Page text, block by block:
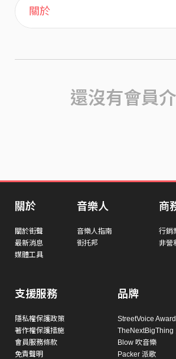
主頁
喜歡
關於
還沒有會員
關於
關於街聲
最新消息
媒體工具
音樂人
音樂人指南
街托邦
商
行銷
非營
支援服務
隱私權保護政策
著作權保護措施
會員服務條款
免責聲明
品牌
StreetVoice
TheNextBigThing
Blow 吹音樂
Packer 派歌